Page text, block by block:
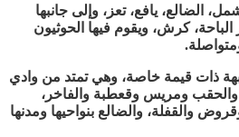
الضالع، يافع، تعز، وإلى جانبها
كرش، ويقوم فيها الحوثيون
ذات قيمة خاصة، وهي تمتد من وادي
والحقب ومريس وقعطبة والفاخر،
والقفلة، والضالع بنواحيها ومدنها